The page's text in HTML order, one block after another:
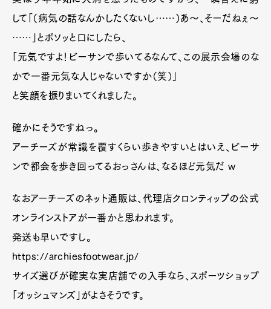
して「（病気の話なんかしたくないし……）あ〜、そーだねぇ〜
……」とボソッと口にしたら、
「元気ですよ！ビーサンで歩いてるなんて、この展示会場のな
かで一番元気な人じゃないですか（笑）」
と笑顔を振りまいてくれました。
確かにそうですねっ。
アーチーズが常識を覆すくらい歩きやすいとはいえ、ビーサ
ンで都会を歩き回ってるおっさんは、なるほど元気だ w
なおアーチーズのネット通販は、代理店クロンティップの公式
オンラインストアが一番かと思われます。
発送も早いですし。
https://archiesfootwear.jp/
サイズ選びが確実な実店舗での入手なら、スポーツショップ
「オッシュマンズ」がよさそうです。